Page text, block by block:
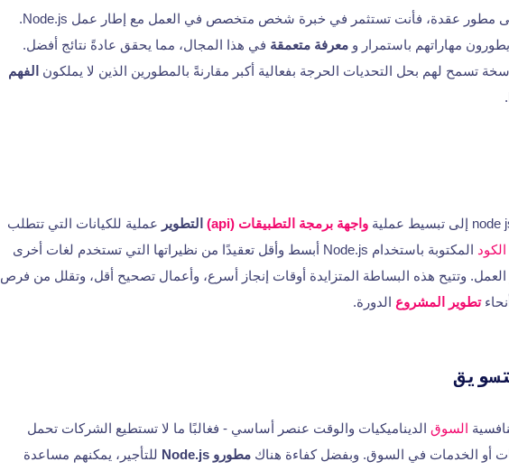
عندما تختار الحصول على مطور عقدة، فأنت تستثمر في خبرة شخص متخصص في العمل مع إطار عمل Node.js.
مهاراتهم باستمرار و معرفة متعمقة في هذا المجال، مما يحقق عادةً نتائج أفضل.
تسمح لهم بحل التحديات الحرجة بفعالية أكبر مقارنةً بالمطورين الذين لا يملكون الفهم
واجهة برمجة التطبيقات (api) التطوير عملية للكيانات التي تتطلب
الكود
المكتوبة باستخدام Node.js أبسط وأقل تعقيدًا من نظيراتها التي تستخدم لغات أخرى
العمل. وتتيح هذه البساطة المتزايدة أوقات إنجاز أسرع، وأعمال تصحيح أقل، وتقلل من فرص
تطوير المشروع الدورة.
السوق الديناميكيات والوقت عنصر أساسي - فغالبًا ما لا تستطيع الشركات تحمل
أو الخدمات في السوق. وبفضل كفاءة هناك مطورو Node.js
للتأجير، يمكنهم مساعدة